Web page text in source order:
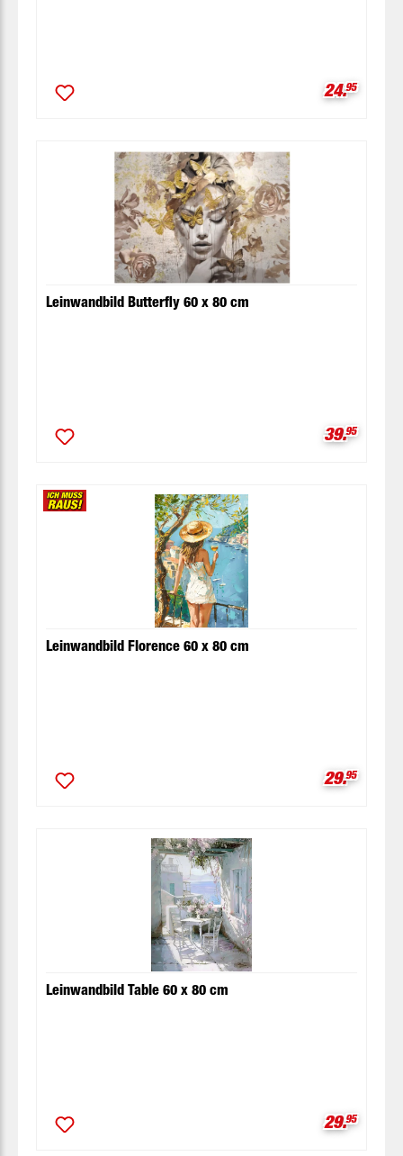
24.95
Leinwandbild Butterfly 60 x 80 cm
39.95
Leinwandbild Florence 60 x 80 cm
29.95
Leinwandbild Table 60 x 80 cm
29.95